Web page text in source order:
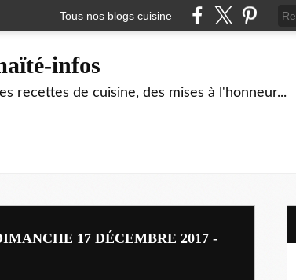
Tous nos blogs cuisine
infos
recettes de cuisine, des mises à l'honneur...
17 DÉCEMBRE 2017 -